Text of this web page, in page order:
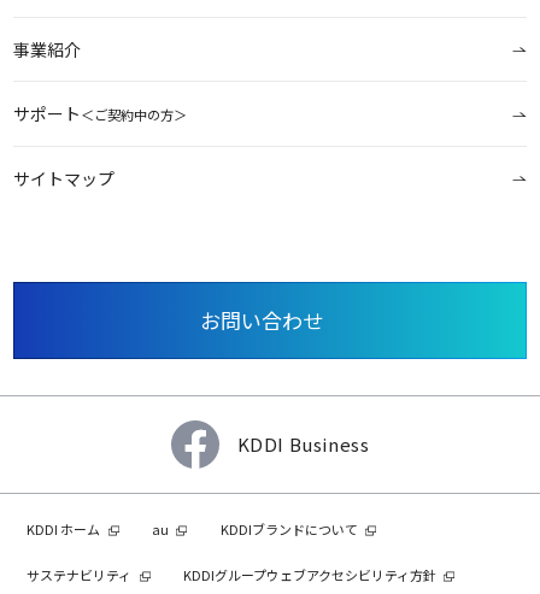
事業紹介
サポート＜ご契約中の方＞
サイトマップ
お問い合わせ
KDDI Business
KDDI ホーム au KDDIブランドについて
サステナビリティ KDDIグループウェブアクセシビリティ方針